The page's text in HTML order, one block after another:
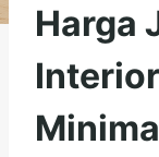
Harga